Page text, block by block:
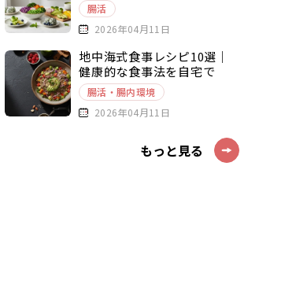
腸活
2026年04月11日
地中海式食事レシピ10選｜
健康的な食事法を自宅で
腸活・腸内環境
2026年04月11日
もっと見る